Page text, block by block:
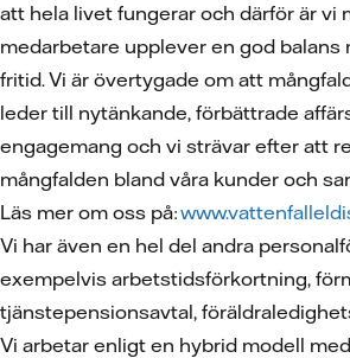
att hela livet fungerar och därför är vi
medarbetare upplever en god balans
fritid. Vi är övertygade om att
leder till nytänkande, förbättrade
engagemang och vi strävar efter att
mångfalden bland våra kunder och
Läs mer om oss på:
Vi har även en hel del andra
exempelvis arbetstidsförkortning,
tjänstepensionsavtal,
Vi arbetar enligt en hybrid modell